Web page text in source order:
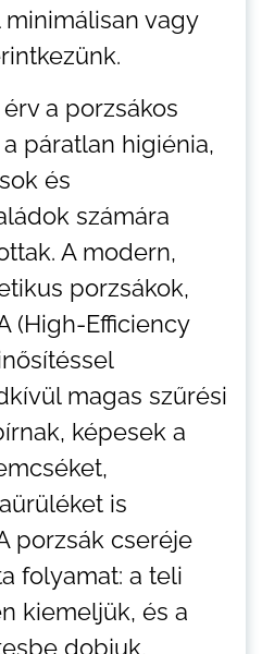
vagy
a porzsákos
páratlan higiénia,
és
számára
A modern,
porzsákok,
(High-Efficiency
magas szűrési
képesek a
is
porzsák cseréje
folyamat: a teli
kiemeljük, és a
dobjuk,